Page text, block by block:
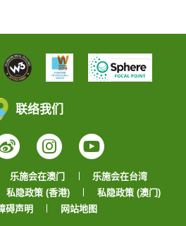
联络我们
Instagram
YouTube
乐施会在澳门
乐施会在台湾
私隐政策 (香港)
私隐政策 (澳门)
碍声明
网站地图